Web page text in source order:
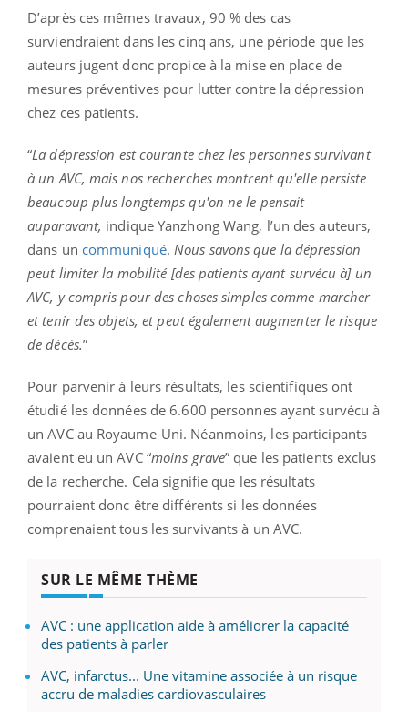
D’après ces mêmes travaux, 90 % des cas
surviendraient dans les cinq ans, une période que les
auteurs jugent donc propice à la mise en place de
mesures préventives pour lutter contre la dépression
chez ces patients.
“La dépression est courante chez les personnes survivant
à un AVC, mais nos recherches montrent qu'elle persiste
beaucoup plus longtemps qu'on ne le pensait
auparavant, indique Yanzhong Wang, l’un des auteurs,
dans un communiqué. Nous savons que la dépression
peut limiter la mobilité [des patients ayant survécu à] un
AVC, y compris pour des choses simples comme marcher
et tenir des objets, et peut également augmenter le risque
de décès.”
Pour parvenir à leurs résultats, les scientifiques ont
étudié les données de 6.600 personnes ayant survécu à
un AVC au Royaume-Uni. Néanmoins, les participants
avaient eu un AVC “moins grave” que les patients exclus
de la recherche. Cela signifie que les résultats
pourraient donc être différents si les données
comprenaient tous les survivants à un AVC.
SUR LE MÊME THÈME
AVC : une application aide à améliorer la capacité
des patients à parler
AVC, infarctus... Une vitamine associée à un risque
accru de maladies cardiovasculaires